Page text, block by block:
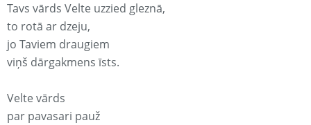
Tavs vārds Velte uzzied gleznā,
to rotā ar dzeju,
jo Taviem draugiem
viņš dārgakmens īsts.
Velte vārds
par pavasari pauž